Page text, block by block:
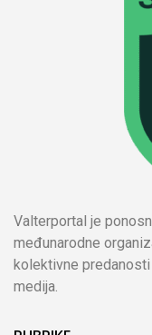
Valterportal je
međunarodne
kolektivne
medija.